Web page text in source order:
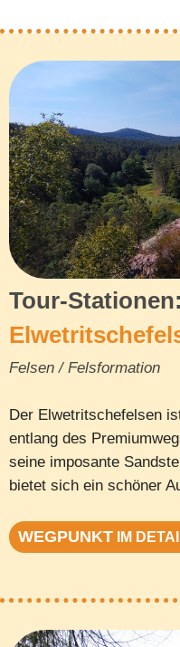
Tour-Stationen:
Felsen / Felsformation
Der Elwetritschefelsen
entlang des
seine imposante
bietet sich ein schöner
WEGPUNKT IM